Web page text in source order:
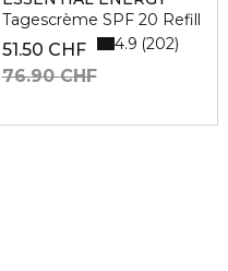
Tagescrème SPF 20 Refill
51.50 CHF
76.90 CHF
4.9 202